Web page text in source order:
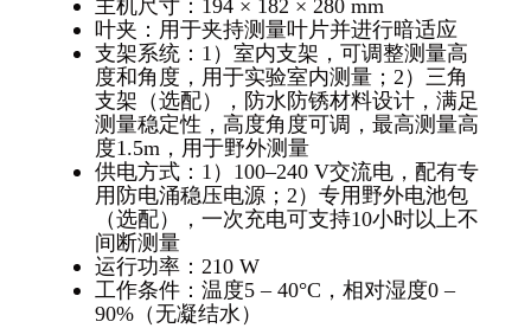
主机尺寸：194 × 182 × 280 mm
叶夹：用于夹持测量叶片并进行暗适应
支架系统：1）室内支架，可调整测量高
度和角度，用于实验室内测量；2）三角
支架（选配），防水防锈材料设计，满足
测量稳定性，高度角度可调，最高测量高
度1.5m，用于野外测量
供电方式：1）100–240 V交流电，配有专
用防电涌稳压电源；2）专用野外电池包
（选配），一次充电可支持10小时以上不
间断测量
运行功率：210 W
工作条件：温度5 – 40°C，相对湿度0 –
90%（无凝结水）